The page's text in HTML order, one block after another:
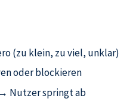
(zu klein, zu viel, unklar)
oder blockieren
Nutzer springt ab